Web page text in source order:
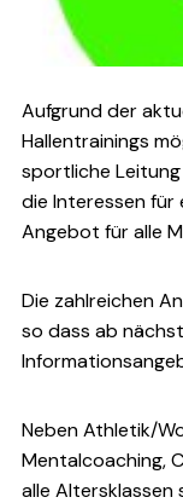
Aufgrund der
Hallentrainings
sportliche
die Interessen für
Angebot für alle
Die zahlreichen
so dass ab
Neben Athletik/
Mentalcoaching,
alle Altersklassen